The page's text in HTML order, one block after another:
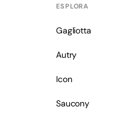
ESPLORA
Gagliotta
Autry
Icon
Saucony